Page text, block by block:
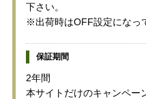
下さい。
※出荷時はOFF設定になっ
保証期間
2年間
本サイトだけのキャンペー